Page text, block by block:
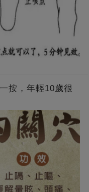
按，年輕10歲很